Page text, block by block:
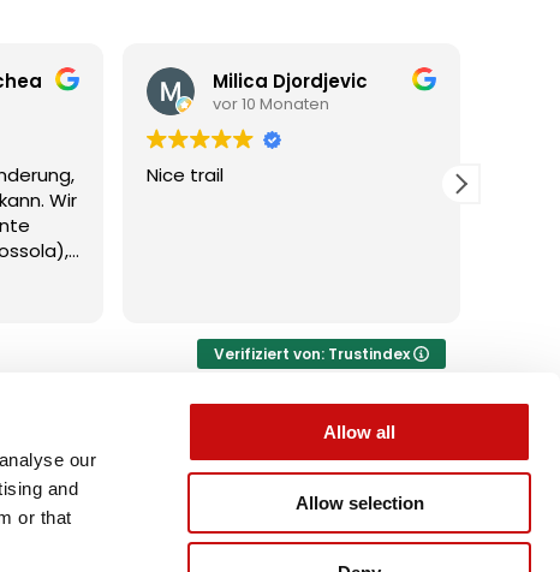
our
and
or that
Allow all
Allow selection
Wir
Milica Djordjevic
vor 10 Monaten
Nice trail
Verifiziert von: Trustindex